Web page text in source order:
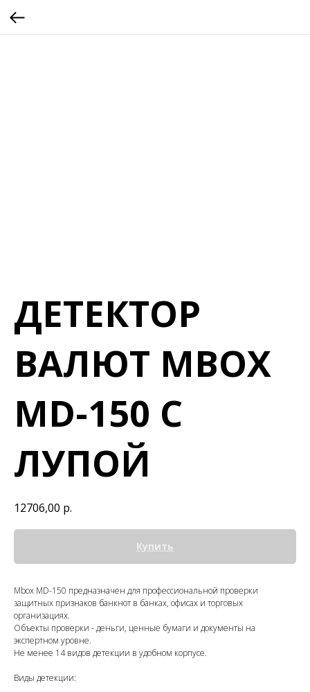
ДЕТЕКТОР
ВАЛЮТ MBOX
MD-150 С
ЛУПОЙ
12706,00 р.
Купить
Mbox MD-150 предназначен для профессиональной проверки
защитных признаков банкнот в банках, офисах и торговых
организациях.
Объекты проверки - деньги, ценные бумаги и документы на
экспертном уровне.
Не менее 14 видов детекции в удобном корпусе.
Виды детекции: